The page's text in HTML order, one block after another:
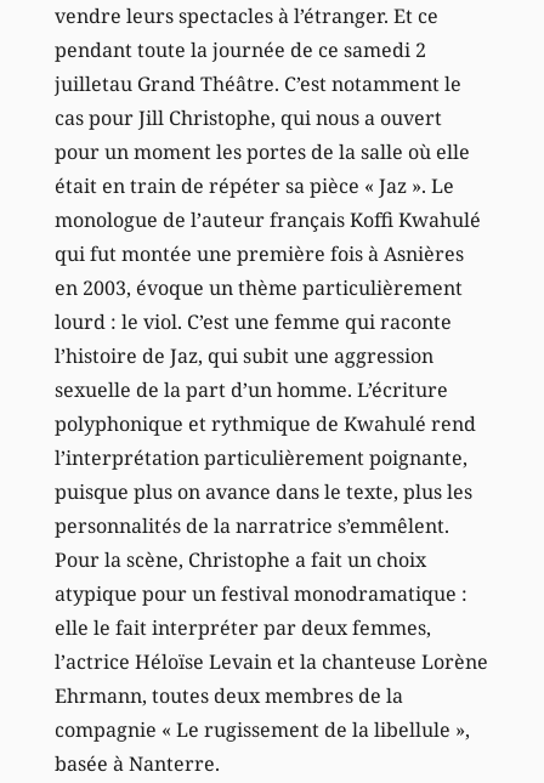
vendre leurs spectacles à l’étranger. Et ce
pendant toute la journée de ce samedi 2
juilletau Grand Théâtre. C’est notamment le
cas pour Jill Christophe, qui nous a ouvert
pour un moment les portes de la salle où elle
était en train de répéter sa pièce « Jaz ». Le
monologue de l’auteur français Koffi Kwahulé
qui fut montée une première fois à Asnières
en 2003, évoque un thème particulièrement
lourd : le viol. C’est une femme qui raconte
l’histoire de Jaz, qui subit une aggression
sexuelle de la part d’un homme. L’écriture
polyphonique et rythmique de Kwahulé rend
l’interprétation particulièrement poignante,
puisque plus on avance dans le texte, plus les
personnalités de la narratrice s’emmêlent.
Pour la scène, Christophe a fait un choix
atypique pour un festival monodramatique :
elle le fait interpréter par deux femmes,
l’actrice Héloïse Levain et la chanteuse Lorène
Ehrmann, toutes deux membres de la
compagnie « Le rugissement de la libellule »,
basée à Nanterre.